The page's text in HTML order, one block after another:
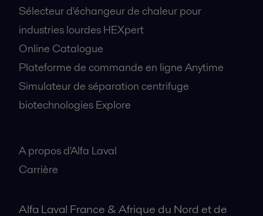
Sélecteur d'échangeur de chaleur pour
industries lourdes HEXpert
Online Catalogue
Plateforme de commande en ligne Anytime
Simulateur de séparation centrifuge
biotechnologies Explore
A propos d'Alfa Laval
Carrière
Alfa Laval France & Afrique du Nord et de